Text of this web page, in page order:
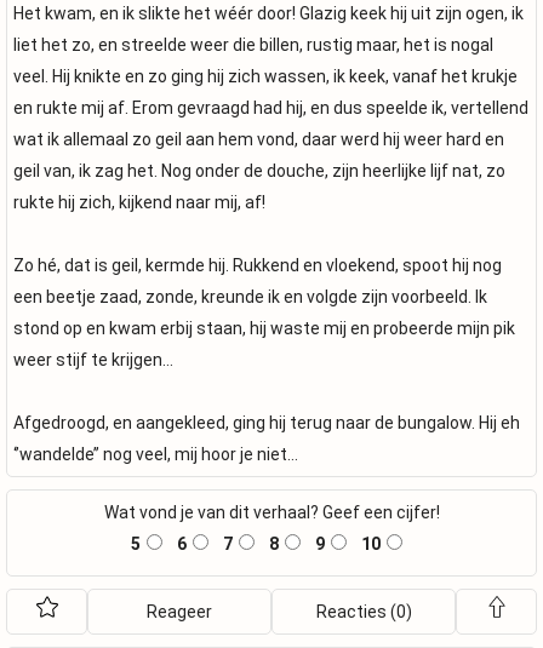
Het kwam, en ik slikte het wéér door! Glazig keek hij uit zijn ogen, ik
liet het zo, en streelde weer die billen, rustig maar, het is nogal
veel. Hij knikte en zo ging hij zich wassen, ik keek, vanaf het krukje
en rukte mij af. Erom gevraagd had hij, en dus speelde ik, vertellend
wat ik allemaal zo geil aan hem vond, daar werd hij weer hard en
geil van, ik zag het. Nog onder de douche, zijn heerlijke lijf nat, zo
rukte hij zich, kijkend naar mij, af!
Zo hé, dat is geil, kermde hij. Rukkend en vloekend, spoot hij nog
een beetje zaad, zonde, kreunde ik en volgde zijn voorbeeld. Ik
stond op en kwam erbij staan, hij waste mij en probeerde mijn pik
weer stijf te krijgen…
Afgedroogd, en aangekleed, ging hij terug naar de bungalow. Hij eh
‘’wandelde’’ nog veel, mij hoor je niet…
Wat vond je van dit verhaal? Geef een cijfer!
5
6 7 8 9 10
Reageer Reacties (0)